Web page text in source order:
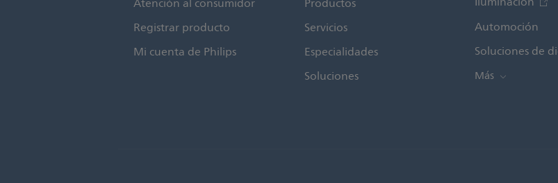
Registrar producto
Mi cuenta de Philips
Servicios
Especialidades
Soluciones
Automoción
Soluciones de
Más